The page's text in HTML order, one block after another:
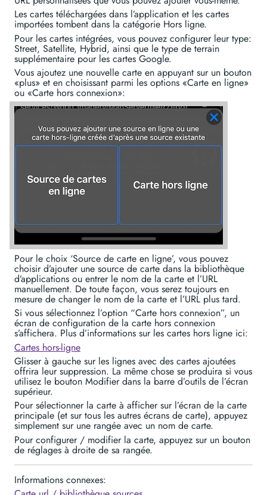
Les cartes téléchargées dans l’application et les cartes
importées tombent dans la catégorie Hors ligne.
Pour les cartes intégrées, vous pouvez configurer leur type:
Street, Satellite, Hybrid, ainsi que le type de terrain
supplémentaire pour les cartes Google.
Vous ajoutez une nouvelle carte en appuyant sur un bouton
«plus» et en choisissant parmi les options «Carte en ligne»
ou «Carte hors connexion»:
Pour le choix ‘Source de carte en ligne’, vous pouvez
choisir d’ajouter une source de carte dans la bibliothèque
d’applications ou entrer le nom de la carte et l’URL
manuellement. De toute façon, vous serez toujours en
mesure de changer le nom de la carte et l’URL plus tard.
Si vous sélectionnez l’option “Carte hors connexion”, un
écran de configuration de la carte hors connexion
s’affichera. Plus d’informations sur les cartes hors ligne ici:
Cartes hors-ligne
Glisser à gauche sur les lignes avec des cartes ajoutées
offrira leur suppression. La même chose se produira si vous
utilisez le bouton Modifier dans la barre d’outils de l’écran
supérieur.
Pour sélectionner la carte à afficher sur l’écran de la carte
principale (et sur tous les autres écrans de carte), appuyez
simplement sur une rangée avec un nom de carte.
Pour configurer / modifier la carte, appuyez sur un bouton
de réglages à droite de sa rangée.
Informations connexes: